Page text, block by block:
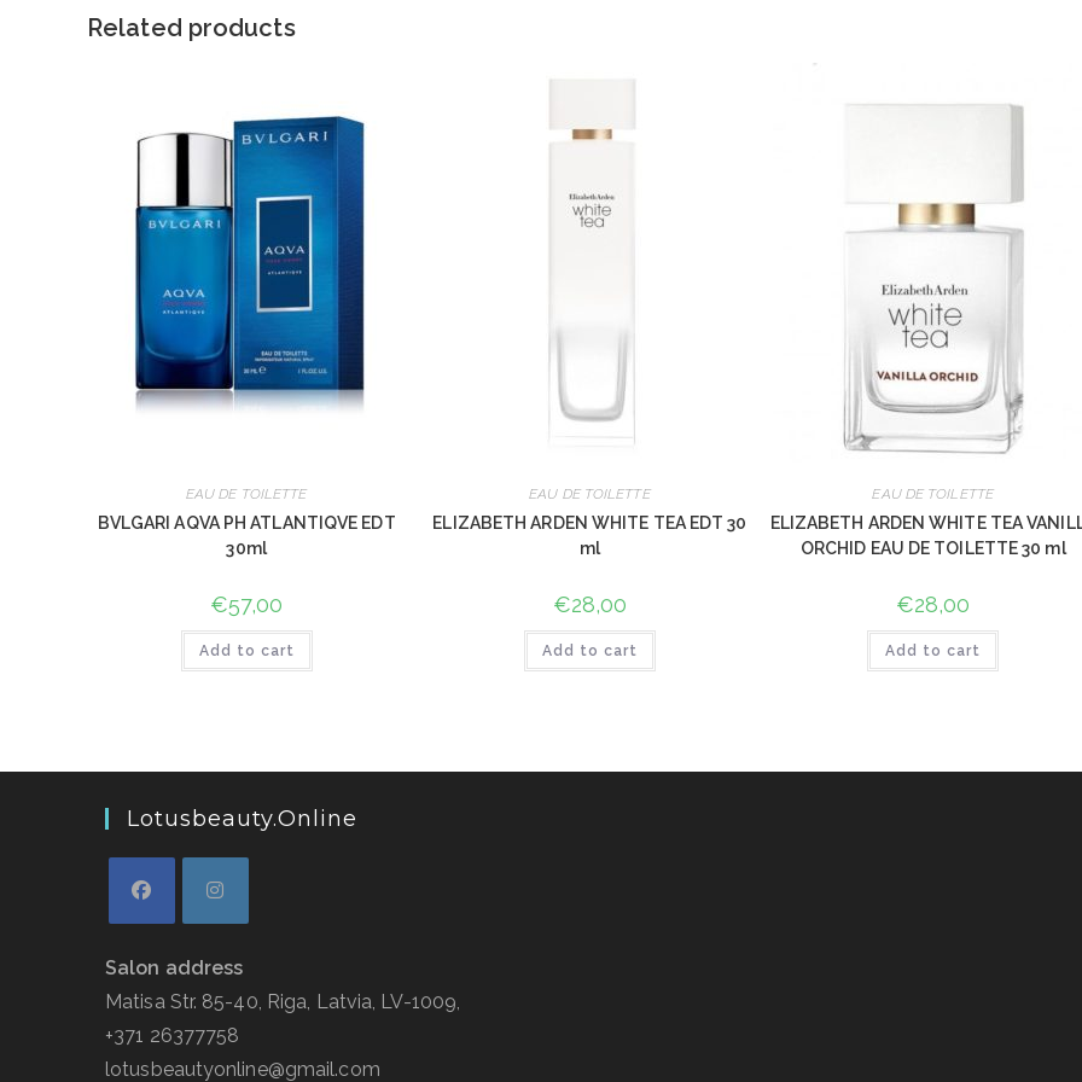
Related products
EAU DE TOILETTE
BVLGARI AQVA PH ATLANTIQVE EDT
30ml
€57,00
Add to cart
EAU DE TOILETTE
ELIZABETH ARDEN WHITE TEA EDT 30
ml
€28,00
Add to cart
EAU DE TOILETTE
ELIZABETH ARDEN WHITE TEA
ORCHID EAU DE TOILETTE 30 ml
€28,00
Add to cart
Lotusbeauty.online
Salon address
Matisa Str. 85-40, Riga, Latvia, LV-1009,
+371 26377758
lotusbeautyonline@gmail.com